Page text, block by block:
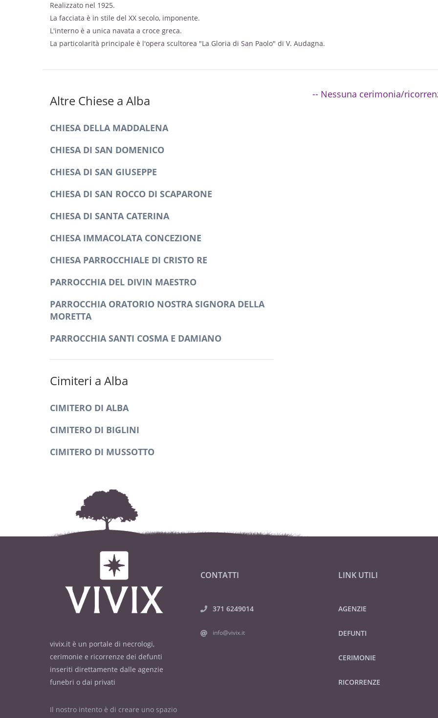
Realizzato nel 1925.
La facciata è in stile del XX secolo, imponente.
L'interno è a unica navata a croce greca.
La particolarità principale è l'opera scultorea "La Gloria di San Paolo" di V. Audagna.
Altre Chiese a Alba
CHIESA DELLA MADDALENA
CHIESA DI SAN DOMENICO
CHIESA DI SAN GIUSEPPE
CHIESA DI SAN ROCCO DI SCAPARONE
CHIESA DI SANTA CATERINA
CHIESA IMMACOLATA CONCEZIONE
CHIESA PARROCCHIALE DI CRISTO RE
PARROCCHIA DEL DIVIN MAESTRO
PARROCCHIA ORATORIO NOSTRA SIGNORA DELLA
MORETTA
PARROCCHIA SANTI COSMA E DAMIANO
Cimiteri a Alba
CIMITERO DI ALBA
CIMITERO DI BIGLINI
CIMITERO DI MUSSOTTO
-- Nessuna cerimonia/
vivix.it è un portale di necrologi,
cerimonie e ricorrenze dei defunti
inseriti direttamente dalle agenzie
funebri o dai privati
Il nostro intento è di creare uno spazio
CONTATTI
371 6249014
info@vivix.it
LINK UTILI
AGENZIE
DEFUNTI
CERIMONIE
RICORRENZE